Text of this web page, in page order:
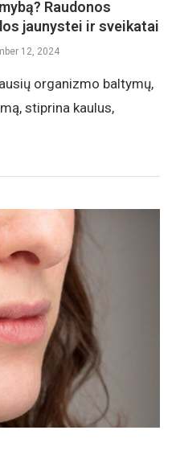
Raudonos
jaunystei ir sveikatai
12, 2024
organizmo baltymų,
stiprina kaulus,